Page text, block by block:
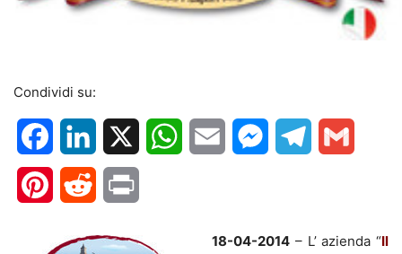
Condividi su:
FacebookLinkedIn WhatsApp
Email MessengerTelegram
PinterestReddit
18-04-2014 – L’ azienda “Il